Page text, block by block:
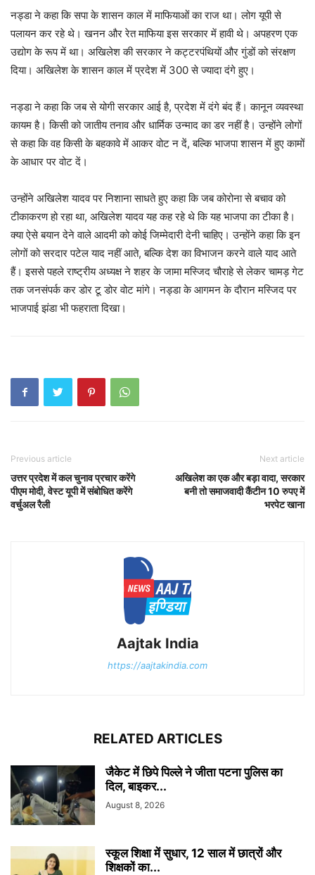
नड्डा ने कहा कि सपा के शासन काल में माफियाओं का राज था। लोग यूपी से
पलायन कर रहे थे। खनन और रेत माफिया इस सरकार में हावी थे। अपहरण एक
उद्योग के रूप में था। अखिलेश की सरकार ने कट्टरपंथियों और गुंडों को संरक्षण
दिया। अखिलेश के शासन काल में प्रदेश में 300 से ज्यादा दंगे हुए।
नड्डा ने कहा कि जब से योगी सरकार आई है, प्रदेश में दंगे बंद हैं। कानून व्यवस्था
कायम है। किसी को जातीय तनाव और धार्मिक उन्माद का डर नहीं है। उन्होंने लोगों
से कहा कि वह किसी के बहकावे में आकर वोट न दें, बल्कि भाजपा शासन में हुए कामों
के आधार पर वोट दें।
उन्होंने अखिलेश यादव पर निशाना साधते हुए कहा कि जब कोरोना से बचाव को
टीकाकरण हो रहा था, अखिलेश यादव यह कह रहे थे कि यह भाजपा का टीका है।
क्या ऐसे बयान देने वाले आदमी को कोई जिम्मेदारी देनी चाहिए। उन्होंने कहा कि इन
लोगों को सरदार पटेल याद नहीं आते, बल्कि देश का विभाजन करने वाले याद आते
हैं। इससे पहले राष्ट्रीय अध्यक्ष ने शहर के जामा मस्जिद चौराहे से लेकर चामड़ गेट
तक जनसंपर्क कर डोर टू डोर वोट मांगे। नड्डा के आगमन के दौरान मस्जिद पर
भाजपाई झंडा भी फहराता दिखा।
Previous article
उत्तर प्रदेश में कल चुनाव प्रचार करेंगे
पीएम मोदी, वेस्ट यूपी में संबोधित करेंगे
वर्चुअल रैली
Next article
अखिलेश का एक और बड़ा वादा, सरकार
बनी तो समाजवादी कैंटीन 10 रुपए में
भरपेट खाना
Aajtak India
https://aajtakindia.com
RELATED ARTICLES
जैकेट में छिपे पिल्ले ने जीता पटना पुलिस का
दिल, बाइकर...
August 8, 2026
स्कूल शिक्षा में सुधार, 12 साल में छात्रों और
शिक्षकों का...